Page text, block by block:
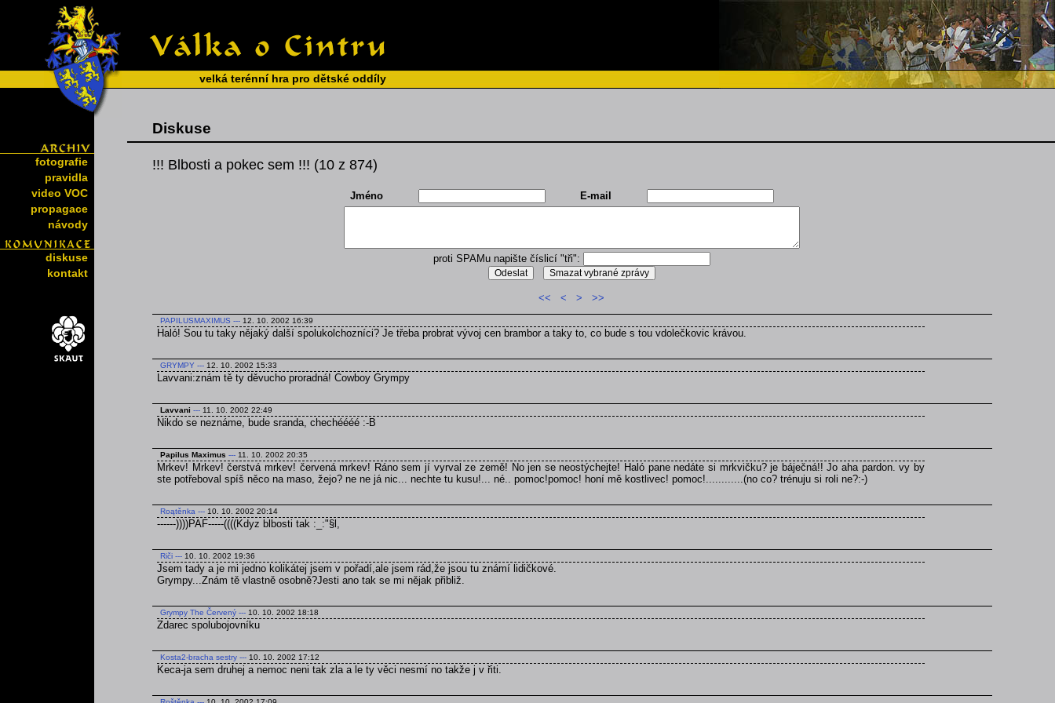
velká terénní hra pro dětské oddíly
fotografie
pravidla
video VOC
propagace
návody
diskuse
kontakt
Diskuse
!!! Blbosti a pokec sem !!! (10 z 874)
Jméno E-mail
proti SPAMu napište číslicí "tři":
<< < > >>
PAPILUSMAXIMUS --- 12. 10. 2002 16:39
Haló! Sou tu taky nějaký další spolukolchozníci? Je třeba probrat vývoj cen brambor a taky to, co bude s tou vdolečkovic krávou.
GRYMPY --- 12. 10. 2002 15:33
Lavvani:znám tě ty děvucho proradná! Cowboy Grympy
Lavvani --- 11. 10. 2002 22:49
Nikdo se neznáme, bude sranda, chechéééé :-B
Papilus Maximus --- 11. 10. 2002 20:35
Mrkev! Mrkev! čerstvá mrkev! červená mrkev! Ráno sem jí vyrval ze země! No jen se neostýchejte! Haló pane nedáte si mrkvičku? je báječná!! Jo aha pardon. vy by
ste potřeboval spíš něco na maso, žejo? ne ne já nic... nechte tu kusu!... né.. pomoc!pomoc! honí mě kostlivec! pomoc!............(no co? trénuju si roli ne?:-)
Roątěnka --- 10. 10. 2002 20:14
------))))PAF-----((((Kdyz blbosti tak :_:"§l,
Riči --- 10. 10. 2002 19:36
Jsem tady a je mi jedno kolikátej jsem v pořadí,ale jsem rád,že jsou tu známí lidičkové.
Grympy...Znám tě vlastně osobně?Jesti ano tak se mi nějak přibliž.
Grympy The Červený --- 10. 10. 2002 18:18
Zdarec spolubojovníku
Kosta2-bracha sestry --- 10. 10. 2002 17:12
Keca-ja sem druhej a nemoc neni tak zla a le ty věci nesmí no takže j v řiti.